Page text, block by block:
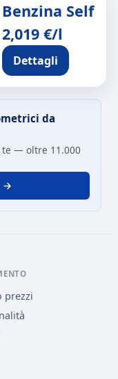
Benzina Self
2,019 €/l
Dettagli
da
te — oltre 11.000
→
prezzi